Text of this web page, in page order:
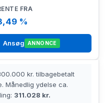
%
Ansøg ANNONCE
kr. tilbagebetalt
Månedlig ydelse ca.
311.028 kr.